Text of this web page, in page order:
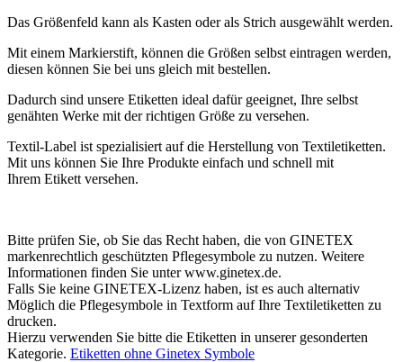
Das Größenfeld kann als Kasten oder als Strich ausgewählt werden.
Mit einem Markierstift, können die Größen selbst eintragen werden,
diesen können Sie bei uns gleich mit bestellen.
Dadurch sind unsere Etiketten ideal dafür geeignet, Ihre selbst
genähten Werke mit der richtigen Größe zu versehen.
Textil-Label ist spezialisiert auf die Herstellung von Textiletiketten.
Mit uns können Sie Ihre Produkte einfach und schnell mit
Ihrem Etikett versehen.
Bitte prüfen Sie, ob Sie das Recht haben, die von GINETEX
markenrechtlich geschützten Pflegesymbole zu nutzen. Weitere
Informationen finden Sie unter www.ginetex.de.
Falls Sie keine GINETEX-Lizenz haben, ist es auch alternativ
Möglich die Pflegesymbole in Textform auf Ihre Textiletiketten zu
drucken.
Hierzu verwenden Sie bitte die Etiketten in unserer gesonderten
Kategorie. Etiketten ohne Ginetex Symbole